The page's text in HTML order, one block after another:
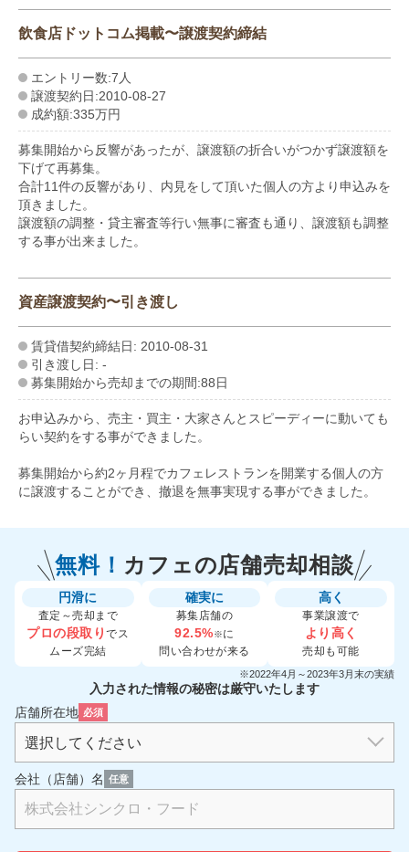
飲食店ドットコム掲載〜譲渡契約締結
エントリー数:7人
譲渡契約日:2010-08-27
成約額:335万円
募集開始から反響があったが、譲渡額の折合いがつかず譲渡額を
下げて再募集。
合計11件の反響があり、内見をして頂いた個人の方より申込みを
頂きました。
譲渡額の調整・貸主審査等行い無事に審査も通り、譲渡額も調整
する事が出来ました。
資産譲渡契約〜引き渡し
賃貸借契約締結日: 2010-08-31
引き渡し日: -
募集開始から売却までの期間:88日
お申込みから、売主・買主・大家さんとスピーディーに動いても
らい契約をする事ができました。
募集開始から約2ヶ月程でカフェレストランを開業する個人の方
に譲渡することができ、撤退を無事実現する事ができました。
無料！ カフェの店舗売却相談
円滑に
査定～売却まで
プロの段取りでス
ムーズ完結
確実に
募集店舗の
92.5%※に
問い合わせが来る
高く
事業譲渡で
より高く
売却も可能
※2022年4月～2023年3月末の実績
入力された情報の秘密は厳守いたします
店舗所在地 必須
会社（店舗）名 任意